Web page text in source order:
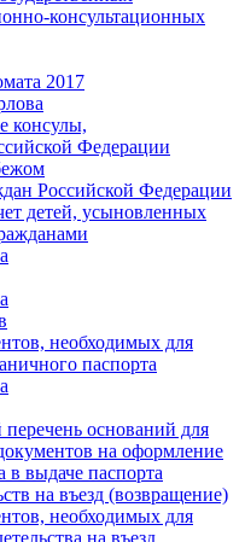
консультационных
2017
консулы,
Федерации
Российской Федерации
детей, усыновленных
необходимых для
паспорта
оснований для
на оформление
в выдаче паспорта
на въезд (возвращение)
необходимых для
на въезд